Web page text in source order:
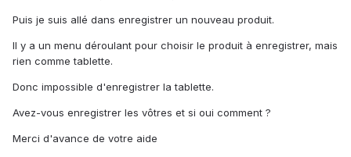
Puis je suis allé dans enregistrer un nouveau produit.
Il y a un menu déroulant pour choisir le produit à enregistrer, mais
rien comme tablette.
Donc impossible d'enregistrer la tablette.
Avez-vous enregistrer les vôtres et si oui comment ?
Merci d'avance de votre aide